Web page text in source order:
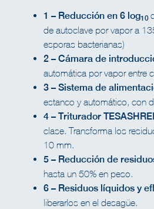
1 – Reducción en 6 log10
de autoclave por vapor a
esporas bacterianas)
2 – Cámara de
automática por vapor entre
3 – Sistema de
estanco y automático, con
4 – Triturador
clase. Transforma los
10 mm.
5 – Reducción de
hasta un 50% en peso.
6 – Residuos líquidos y
liberarlos en el desagüe.